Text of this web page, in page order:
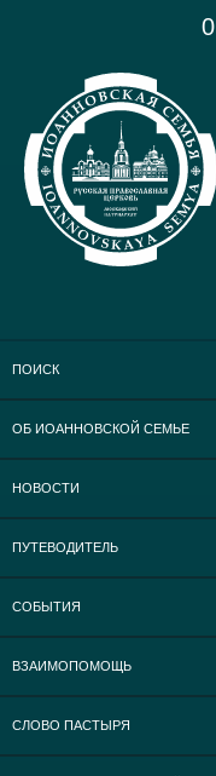
ПОИСК
ОБ ИОАННОВСКОЙ СЕМЬЕ
НОВОСТИ
ПУТЕВОДИТЕЛЬ
СОБЫТИЯ
ВЗАИМОПОМОЩЬ
СЛОВО ПАСТЫРЯ